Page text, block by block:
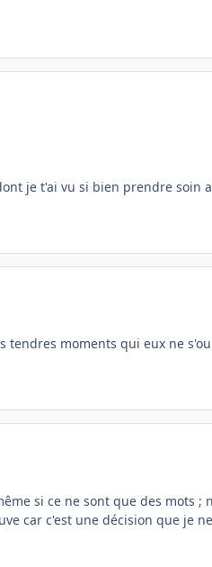
je t'ai vu si bien prendre soin
tendres moments qui eux ne
si ce ne sont que des mots
car c'est une décision que je